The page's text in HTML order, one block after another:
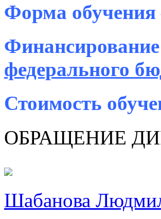
Форма обучения
федерального
Стоимость
ОБРАЩЕНИЕ
Шабанова